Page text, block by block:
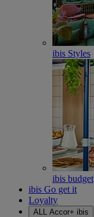
ibis Styles
ibis budget
ibis Go get it
Loyalty
ALL Accor+ ibis